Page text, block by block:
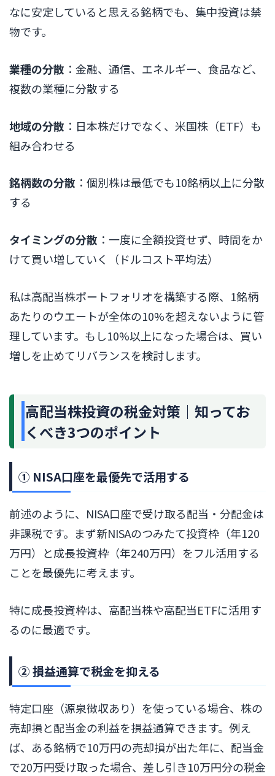
なに安定していると思える銘柄でも、集中投資は禁
物です。
業種の分散 ：金融、通信、エネルギー、食品など、
複数の業種に分散する
地域の分散 ：日本株だけでなく、米国株（ETF）も
組み合わせる
銘柄数の分散 ：個別株は最低でも10銘柄以上に分散
する
タイミングの分散 ：一度に全額投資せず、時間をか
けて買い増していく（ドルコスト平均法）
私は高配当株ポートフォリオを構築する際、1銘柄
あたりのウエートが全体の10%を超えないように管
理しています。もし10%以上になった場合は、買い
増しを止めてリバランスを検討します。
高配当株投資の税金対策｜知ってお
くべき3つのポイント
① NISA口座を最優先で活用する
前述のように、NISA口座で受け取る配当・分配金は
非課税です。まず新NISAのつみたて投資枠（年120
万円）と成長投資枠（年240万円）をフル活用する
ことを最優先に考えます。
特に成長投資枠は、高配当株や高配当ETFに活用す
るのに最適です。
② 損益通算で税金を抑える
特定口座（源泉徴収あり）を使っている場合、株の
売却損と配当金の利益を損益通算できます。例え
ば、ある銘柄で10万円の売却損が出た年に、配当金
で20万円受け取った場合、差し引き10万円分の税金